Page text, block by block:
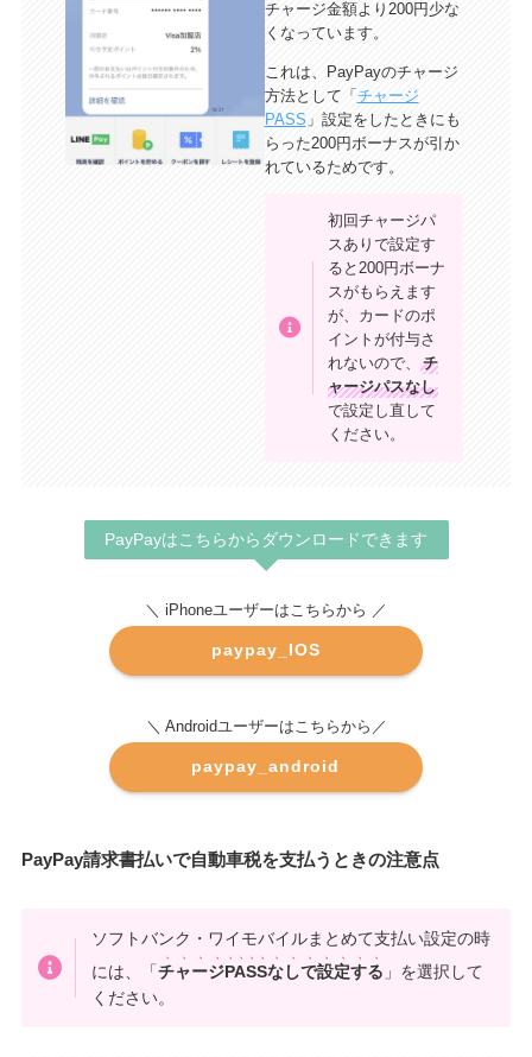
チャージ金額より200円少な
くなっています。
これは、PayPayのチャージ
方法として「 チャージ
PASS 」設定をしたときにも
らった200円ボーナスが引か
れているためです。
初回チャージパ
スありで設定す
ると200円ボーナ
スがもらえます
が、カードのポ
イントが付与さ
れないので、チ
ャージパスなし
で設定し直して
ください。
PayPayはこちらからダウンロードできます
＼ iPhoneユーザーはこちらから ／
paypay_IOS
＼ Androidユーザーはこちらから／
paypay_android
PayPay請求書払いで自動車税を支払うときの注意点
ソフトバンク・ワイモバイルまとめて支払い設定の時
には、「チャージPASSなしで設定する 」を選択して
ください。